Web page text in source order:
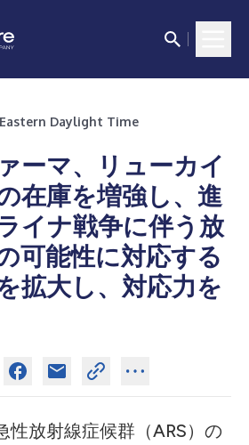
Eastern Daylight Time
ーマ、リューカイ
在庫を増強し、進
イナ戦争に伴う放
可能性に対応する
拡大し、対応力を
性放射線症候群（ARS）の